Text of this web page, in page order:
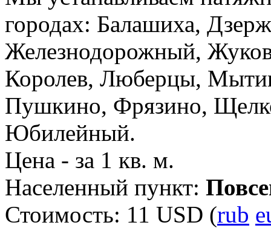
городах: Балашиха,
Железнодорожный,
Королев, Люберцы,
Пушкино, Фрязино,
Юбилейный.
Цена - за 1 кв. м.
Населенный пункт:
Стоимость: 11 USD (rub